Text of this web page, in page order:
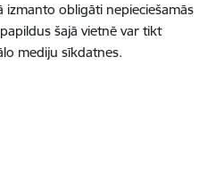
obligāti nepieciešamās
šajā vietnē var tikt
mediju sīkdatnes.